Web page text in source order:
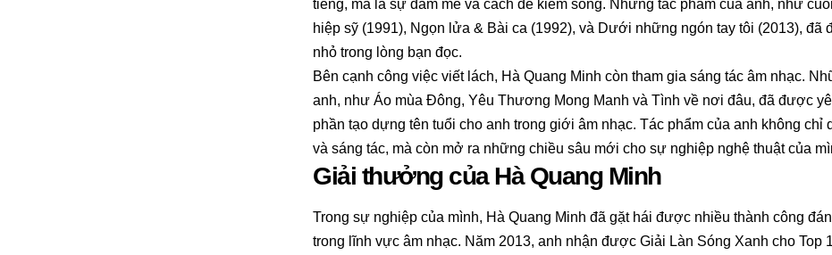
tiếng, mà là sự đam mê và cách để kiếm sống. Những tác phẩm của anh, như
hiệp sỹ (1991), Ngọn lửa & Bài ca (1992), và Dưới những ngón tay tôi (2013), đã
nhỏ trong lòng bạn đọc.
Bên cạnh công việc viết lách, Hà Quang Minh còn tham gia sáng tác âm nhạc.
anh, như Áo mùa Đông, Yêu Thương Mong Manh và Tình về nơi đâu, đã được
phần tạo dựng tên tuổi cho anh trong giới âm nhạc. Tác phẩm của anh không chỉ
và sáng tác, mà còn mở ra những chiều sâu mới cho sự nghiệp nghệ thuật của
Giải thưởng của Hà Quang Minh
Trong sự nghiệp của mình, Hà Quang Minh đã gặt hái được nhiều thành công
trong lĩnh vực âm nhạc. Năm 2013, anh nhận được Giải Làn Sóng Xanh cho Top